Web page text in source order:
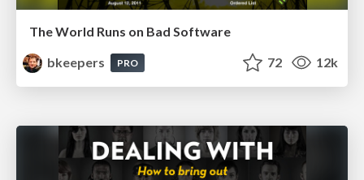
The World Runs on Bad Software
bkeepers
PRO 72 12k